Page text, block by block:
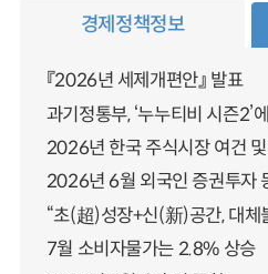
경제정책정보
『2026년 세제개편안』 발표
과기정통부, ‘누누티비 시즌2’
2026년 한국 주식시장 여건
2026년 6월 외국인 증권투자
“초(超)성장+신(新)공간, 대체
7월 소비자물가는 2.8% 상승